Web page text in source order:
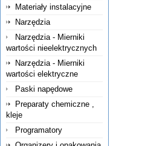
Materiały instalacyjne
Narzędzia
Narzędzia - Mierniki
wartości nieelektrycznych
Narzędzia - Mierniki
wartości elektryczne
Paski napędowe
Preparaty chemiczne ,
kleje
Programatory